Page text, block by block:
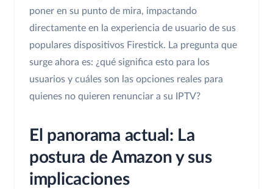
poner en su punto de mira, impactando
directamente en la experiencia de usuario de sus
populares dispositivos Firestick. La pregunta que
surge ahora es: ¿qué significa esto para los
usuarios y cuáles son las opciones reales para
quienes no quieren renunciar a su IPTV?
El panorama actual: La
postura de Amazon y sus
implicaciones